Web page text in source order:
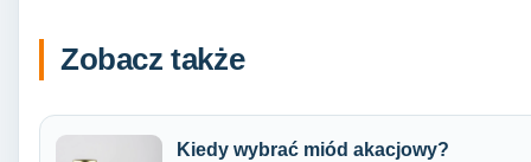
Zobacz także
Kiedy wybrać miód akacjowy?